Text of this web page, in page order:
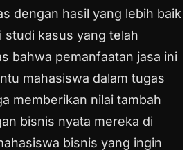
dengan hasil yang lebih baik
studi kasus yang telah
bahwa pemanfaatan jasa ini
mahasiswa dalam tugas
memberikan nilai tambah
bisnis nyata mereka di
bisnis yang ingin